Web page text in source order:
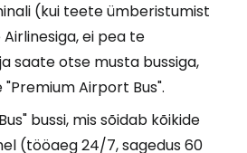
(kui teete ümberistumist
Airlinesiga, ei pea te
saate otse musta bussiga,
Airport Bus".
bussi, mis sõidab kõikide
(tööaeg 24/7, sagedus 60